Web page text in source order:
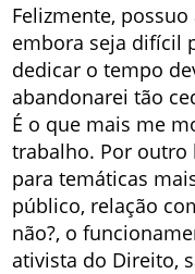
Felizmente,
embora seja difícil
dedicar o tempo
abandonarei tão
É o que mais me
trabalho. Por
para temáticas
público, relação
não?, o
ativista do Direito,